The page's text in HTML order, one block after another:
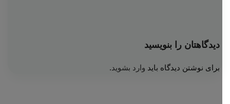
دیدگاهتان را بنویسید
برای نوشتن دیدگاه باید وارد بشوید .